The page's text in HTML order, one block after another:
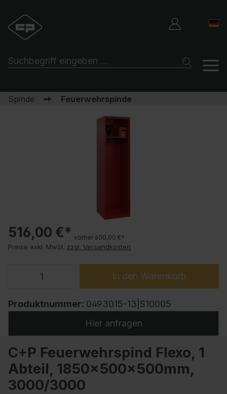
Spinde Feuerwehrspinde
516,00 €* vorher 600,00 €*
Preise exkl. MwSt. zzgl. Versandkosten
In den Warenkorb
Produktnummer: 0493015-13|S10005
Hier anfragen
C+P Feuerwehrspind Flexo, 1
Abteil, 1850x500x500mm,
3000/3000